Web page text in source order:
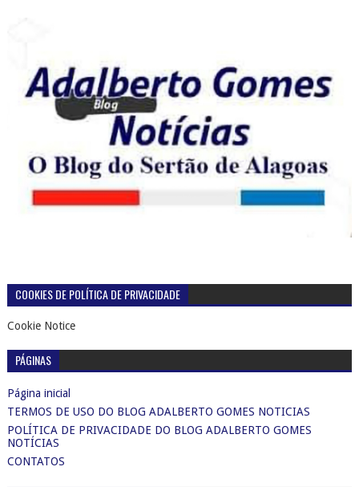
COOKIES DE POLÍTICA DE PRIVACIDADE
Cookie Notice
PÁGINAS
Página inicial
TERMOS DE USO DO BLOG ADALBERTO GOMES NOTICIAS
POLÍTICA DE PRIVACIDADE DO BLOG ADALBERTO GOMES
NOTÍCIAS
CONTATOS